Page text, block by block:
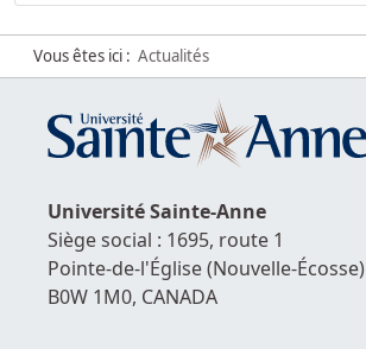
Vous êtes ici : Actualités
UniversitéSainte-Anne
Siège social : 1695, route 1
Pointe-de-l'Église(Nouvelle-Écosse)
B0W 1M0, CANADA